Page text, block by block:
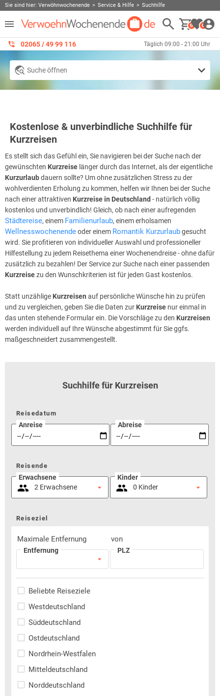
Sie sind hier: Verwöhnwochenende Service & Hilfe Suchhilfe
0 0
02065 / 49 ‌99 116 Täglich 09:00 - 21:00 Uhr
Suche öffnen
Kostenlose & unverbindliche Suchhilfe für
Kurzreisen
Es stellt sich das Gefühl ein, Sie navigieren bei der Suche nach der
gewünschten Kurzreise länger durch das Internet, als der eigentliche
Kurzurlaubdauern sollte? Um ohne zusätzlichen Stress zu der
wohlverdienten Erholung zu kommen, helfen wir Ihnen bei der Suche
nach einer attraktiven Kurzreise in Deutschland - natürlich völlig
kostenlos und unverbindlich! Gleich, ob nach einer aufregenden
Städtereise, einem Familienurlaub, einem erholsamen
Wellnesswochenendeoder einem Romantik Kurzurlaubgesucht
wird. Sie profitieren von individueller Auswahl und professioneller
Hilfestellung zu jedem Reisethema einer Wochenendreise - ohne dafür
zusätzlich zu bezahlen! Der Service zur Suche nach einer passenden
Kurzreisezu den Wunschkriterien ist für jeden Gast kostenlos.
Statt unzählige Kurzreisen auf persönliche Wünsche hin zu prüfen
und zu vergleichen, geben Sie die Daten zur Kurzreise nur einmal in
das unten stehende Formular ein. Die Vorschläge zu den Kurzreisen
werden individuell auf Ihre Wünsche abgestimmt für Sie ggfs.
maßgeschneidert zusammengestellt.
Suchhilfe für Kurzreisen
Reisedatum
Anreise Abreise
Reisende
Erwachsene Kinder
Reiseziel
Maximale Entfernung
Entfernung
von
PLZ
Beliebte Reiseziele
Westdeutschland
Süddeutschland
Ostdeutschland
Nordrhein-Westfalen
Mitteldeutschland
Norddeutschland